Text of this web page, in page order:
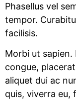
Phasellus vel
tempor.
facilisis.
Morbi ut sapien.
congue,
aliquet dui ac
quis, viverra eu,